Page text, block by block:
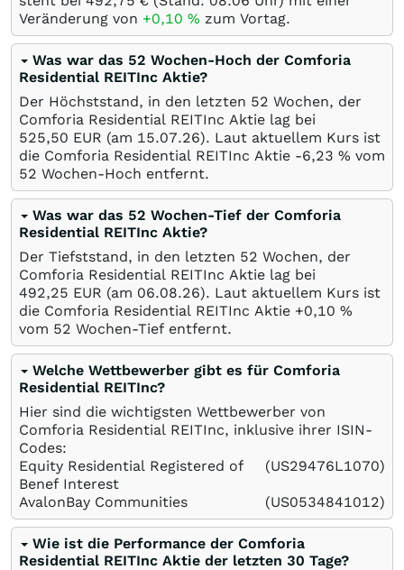
Veränderung von +0,10 % zum Vortag.
Was war das 52 Wochen-Hoch der Comforia
Residential REITInc Aktie?
Der Höchststand, in den letzten 52 Wochen, der
Comforia Residential REITInc Aktie lag bei
525,50 EUR (am 15.07.26). Laut aktuellem Kurs ist
die Comforia Residential REITInc Aktie -6,23 % vom
52 Wochen-Hoch entfernt.
Was war das 52 Wochen-Tief der Comforia
Residential REITInc Aktie?
Der Tiefststand, in den letzten 52 Wochen, der
Comforia Residential REITInc Aktie lag bei
492,25 EUR (am 06.08.26). Laut aktuellem Kurs ist
die Comforia Residential REITInc Aktie +0,10 %
vom 52 Wochen-Tief entfernt.
Welche Wettbewerber gibt es für Comforia
Residential REITInc?
Hier sind die wichtigsten Wettbewerber von
Comforia Residential REITInc, inklusive ihrer ISIN-
Codes:
Equity Residential Registered of
Benef Interest
(US29476L1070)
AvalonBay Communities (US0534841012)
Wie ist die Performance der Comforia
Residential REITInc Aktie der letzten 30 Tage?